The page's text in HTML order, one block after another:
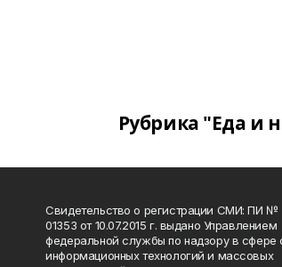
Рубрика "Еда и
Свидетельство о регистрации СМИ: ПИ №
01353 от 10.07.2015 г. выдано Управлением
федеральной службы по надзору в сфере
информационных технологий и массовых